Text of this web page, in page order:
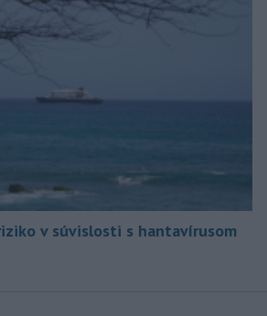
v súvislosti s hantavírusom